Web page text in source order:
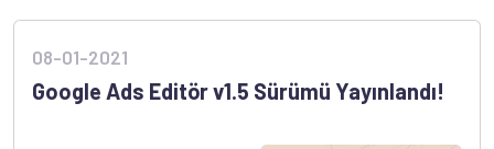
08-01-2021
Google Ads Editör v1.5 Sürümü Yayınlandı!